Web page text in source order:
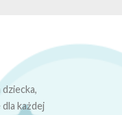
każdej